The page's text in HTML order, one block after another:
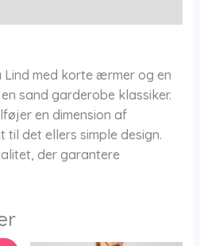
Lind med korte ærmer og en
sand garderobe klassiker.
en dimension af
til det ellers simple design.
der garantere